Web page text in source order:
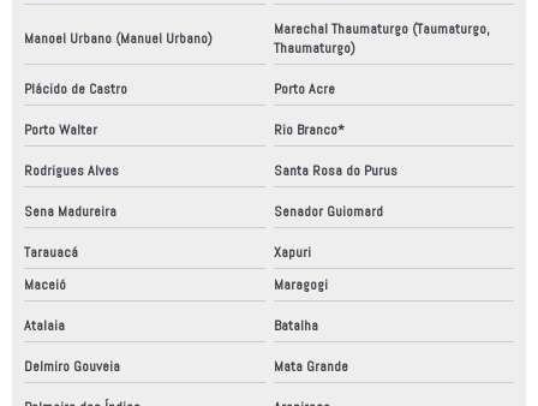
Manoel Urbano (Manuel Urbano)
Marechal Thaumaturgo (Taumaturgo,
Thaumaturgo)
Plácido de Castro Porto Acre
Porto Walter Rio Branco*
Rodrigues Alves Santa Rosa do Purus
Sena Madureira Senador Guiomard
Tarauacá
Xapuri
Maceió
Maragogi
Atalaia Batalha
Delmiro Gouveia Mata Grande